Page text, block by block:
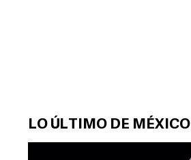
LO ÚLTIMO DE MÉXICO